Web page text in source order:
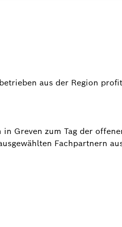
aus der Region
Greven zum Tag der
Fachpartnern